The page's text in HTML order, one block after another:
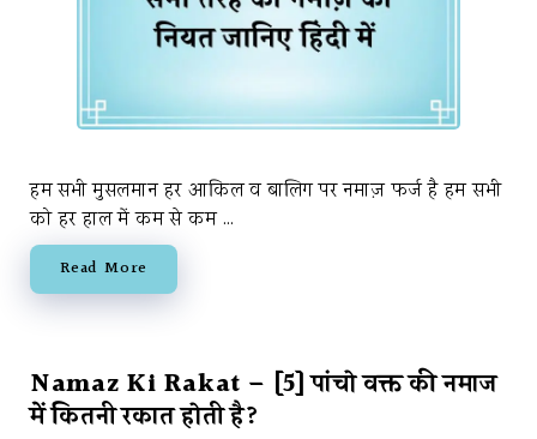
हम सभी मुसलमान हर आकिल व बालिग पर नमाज़ फर्ज है हम सभी
को हर हाल में कम से कम …
Read More
Namaz Ki Rakat – [5] पांचो वक्त की नमाज
में कितनी रकात होती है?